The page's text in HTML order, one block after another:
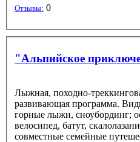
Отзывы: 0
"Альпийское
Лыжная, походно-
развивающая программа.
горные лыжи, сноубординг;
велосипед, батут,
совместные семейные